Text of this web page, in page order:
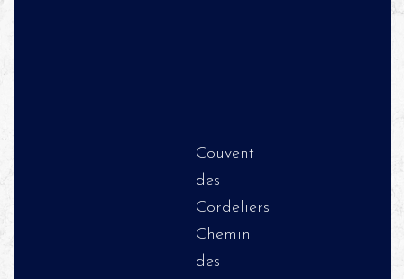
Couvent
des
Cordeliers
Chemin
des